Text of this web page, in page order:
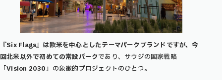
『Six Flags』は欧米を中心としたテーマパークブランドですが、今
回北米以外で初めての常設パークであり、サウジの国家戦略
「Vision 2030」の象徴的プロジェクトのひとつ。